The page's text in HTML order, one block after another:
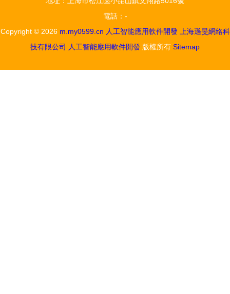
力江寧開發
升級
引領增長新
電話：-
Copyright © 2026 m.my0599.cn 人工智能應用軟件開發
上海遜旻網絡科
技有限公司
人工智能應用軟件開發 版權所有 Sitemap